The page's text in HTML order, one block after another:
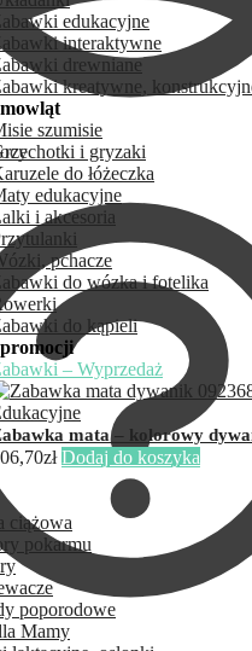
edukacyjne
interaktywne
drewniane
kreatywne,
szumisie
i gryzaki
do łóżeczka
edukacyjne
i akcesoria
pchacze
do wózka i fotelika
do kąpieli
– Wyprzedaż
mata – kolorowy
zł Dodaj do koszyka
ciążowa
pokarmu
poporodowe
Mamy